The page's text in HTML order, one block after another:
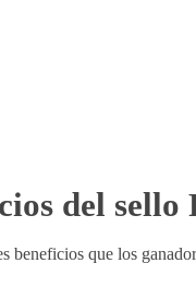
del sello
beneficios que los